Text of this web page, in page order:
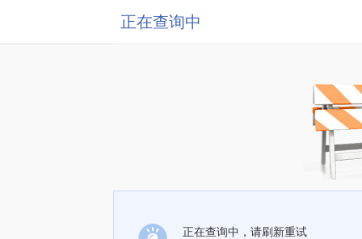
正在查询中
正在查询中，请刷新重试